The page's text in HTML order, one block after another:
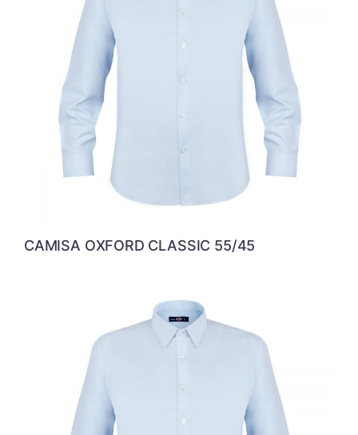
CAMISA OXFORD CLASSIC 55/45